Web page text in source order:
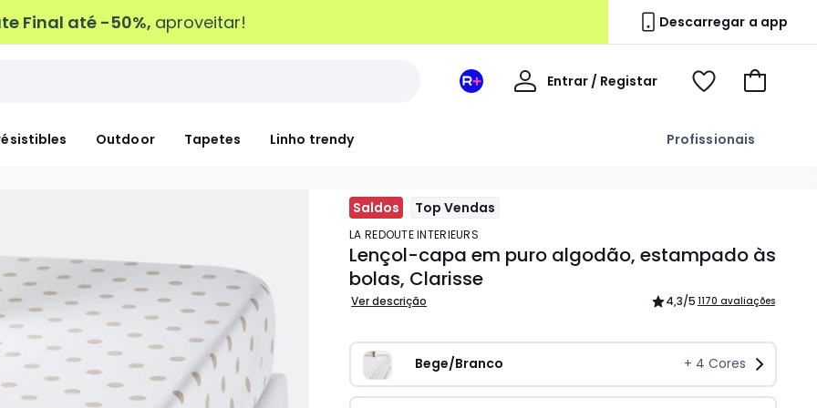
Final até -50%, aproveitar! Descarregar a app
Outdoor Tapetes Linho trendy Profissionais
Espaço
Entrar / Registar
Voir
Ir
carrinho
Saldos Top Vendas
LA REDOUTE INTERIEURS
Lençol-capa em puro algodão, estampado às
bolas, Clarisse
Ver descrição 4,3/5 1170 avaliações
Bege/Branco + 4 Cores